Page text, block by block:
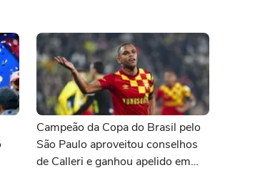
Campeão da Copa do Brasil pelo
São Paulo aproveitou conselhos
de Calleri e ganhou apelido em